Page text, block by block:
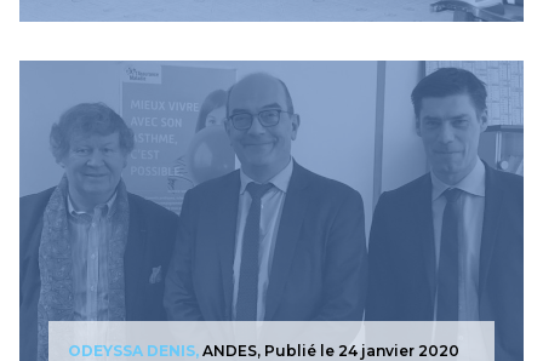
ODEYSSA DENIS, ANDES, Publié le 24 janvier 2020